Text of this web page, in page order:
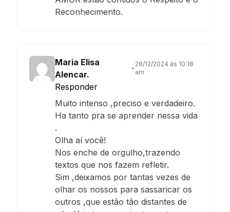
Reconhecimento.
Maria Elisa
Alencar.
•
28/12/2024 às 10:18
am
Responder
Muito intenso ,preciso e verdadeiro.
Ha tanto pra se aprender nessa vida
.
Olha aí você!
Nos enche de orgulho,trazendo
textos que nos fazem refletir.
Sim ,deixamos por tantas vezes de
olhar os nossos para sassaricar os
outros ,que estão tão distantes de